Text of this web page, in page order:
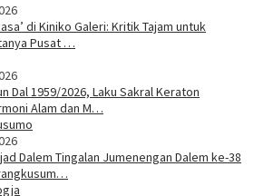
di Kiniko Galeri: Kritik Tajam untuk
Pusat …
Dal 1959/2026, Laku Sakral Keraton
Alam dan M…
Dalem Tingalan Jumenengan Dalem ke-38